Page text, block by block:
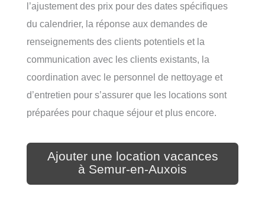
l’ajustement des prix pour des dates spécifiques
du calendrier, la réponse aux demandes de
renseignements des clients potentiels et la
communication avec les clients existants, la
coordination avec le personnel de nettoyage et
d’entretien pour s’assurer que les locations sont
préparées pour chaque séjour et plus encore.
Ajouter une location vacances
à Semur-en-Auxois